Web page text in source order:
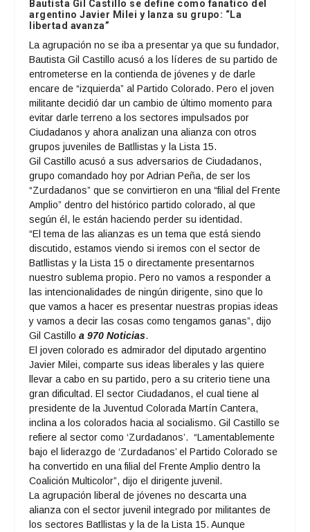
Bautista Gil Castillo se define como fanatico del
argentino Javier Milei y lanza su grupo: “La
libertad avanza”
La agrupación no se iba a presentar ya que su fundador,
Bautista Gil Castillo acusó a los líderes de su partido de
entrometerse en la contienda de jóvenes y de darle
encare de “izquierda” al Partido Colorado. Pero el joven
militante decidió dar un cambio de último momento para
evitar darle terreno a los sectores impulsados por
Ciudadanos y ahora analizan una alianza con otros
grupos juveniles de Batllistas y la Lista 15.
Gil Castillo acusó a sus adversarios de Ciudadanos,
grupo comandado hoy por Adrian Peña, de ser los
“Zurdadanos” que se convirtieron en una “filial del Frente
Amplio” dentro del histórico partido colorado, al que
según él, le están haciendo perder su identidad.
“El tema de las alianzas es un tema que está siendo
discutido, estamos viendo si iremos con el sector de
Batllistas y la Lista 15 o directamente presentarnos
nuestro sublema propio. Pero no vamos a responder a
las intencionalidades de ningún dirigente, sino que lo
que vamos a hacer es presentar nuestras propias ideas
y vamos a decir las cosas como tengamos ganas”, dijo
Gil Castilloa 970 Noticias.
El joven colorado es admirador del diputado argentino
Javier Milei, comparte sus ideas liberales y las quiere
llevar a cabo en su partido, pero a su criterio tiene una
gran dificultad. El sector Ciudadanos, el cual tiene al
presidente de la Juventud Colorada Martín Cantera,
inclina a los colorados hacia al socialismo. Gil Castillo se
refiere al sector como ‘Zurdadanos’. “Lamentablemente
bajo el liderazgo de ‘Zurdadanos’ el Partido Colorado se
ha convertido en una filial del Frente Amplio dentro la
Coalición Multicolor”, dijo el dirigente juvenil.
La agrupación liberal de jóvenes no descarta una
alianza con el sector juvenil integrado por militantes de
los sectores Batllistas y la de la Lista 15. Aunque